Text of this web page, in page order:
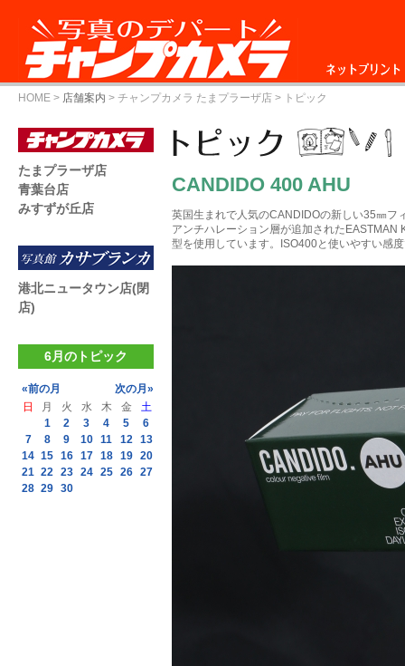
ネットプリント
HOME > 店舗案内 > チャンプカメラ たまプラーザ店 > トピック
CANDIDO 400 AHU
英国生まれで人気のCANDIDOの新しい35㎜フ
アンチハレーション層が追加されたEASTMAN
型を使用しています。ISO400と使いやすい感
たまプラーザ店
青葉台店
みすずが丘店
港北ニュータウン店(閉
店)
6月のトピック
«前の月
次の月»
日
月 火 水 木 金
土
1
2 3 4 5
6
7
8 9 10 11 12 13
14 15 16 17 18 19 20
21 22 23 24 25 26 27
28 29 30